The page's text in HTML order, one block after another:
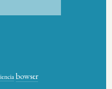
bowser